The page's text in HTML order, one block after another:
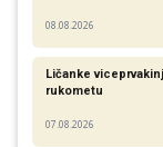
08.08.2026
Ličanke
rukometu
07.08.2026